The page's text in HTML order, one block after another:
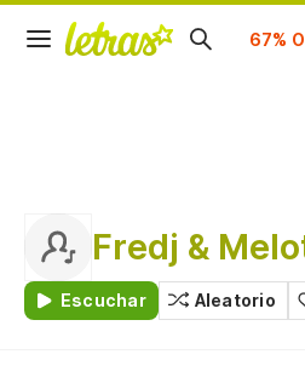
Fredj &
Escuchar Aleatorio